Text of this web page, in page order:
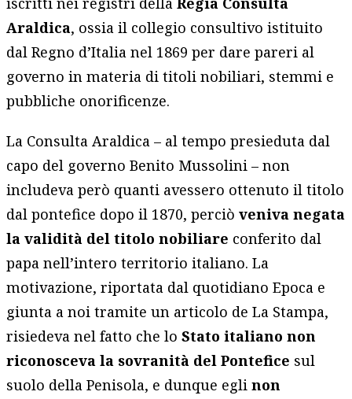
Araldica, ossia il collegio consultivo istituito
dal Regno d’Italia nel 1869 per dare pareri al
governo in materia di titoli nobiliari, stemmi e
pubbliche onorificenze.
La Consulta Araldica – al tempo presieduta dal
capo del governo Benito Mussolini – non
includeva però quanti avessero ottenuto il titolo
dal pontefice dopo il 1870, perciòveniva negata
la validità del titolo nobiliare conferito dal
papa nell’intero territorio italiano. La
motivazione, riportata dal quotidiano Epoca e
giunta a noi tramite un articolo de La Stampa,
risiedeva nel fatto che loStato italiano non
riconosceva la sovranità del Pontefice sul
suolo della Penisola, e dunque eglinon